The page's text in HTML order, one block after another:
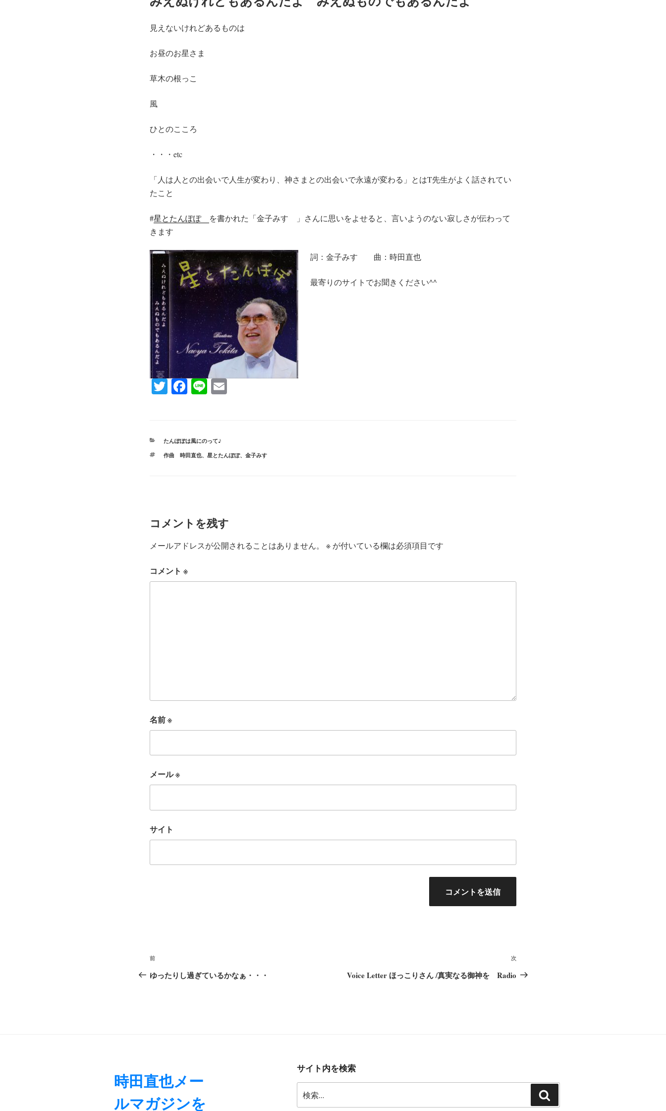
日:
見えないけれどあるものは
お昼のお星さま
草木の根っこ
風
ひとのこころ
・・・etc
「人は人との出会いで人生が変わり、神さまとの出会いで永遠が変わる」とはT先生がよく話されてい
たこと
#星とたんぽぽ を書かれた「金子みすゞ」さんに思いをよせると、言いようのない寂しさが伝わって
きます
詞：金子みすゞ 曲：時田直也
最寄りのサイトでお聞きください^^
T
r
Fa
ok
Li
カ
ゴ
たんぽぽは風にのって♪
タ
作曲 時田直也、 星とたんぽぽ、 金子みすゞ
コメントを残す
メールアドレスが公開されることはありません。 ※ が付いている欄は必須項目です
コメント ※
名前※
メール※
サイト
投
稿
ョ
ン
前
の
前
ゆったりし過ぎているかなぁ・・・
の
次
Voice Letter ほっこりさん /真実なる御神を Radio
時田直也メー
ルマガジンを
サイト内を検索
索:
索